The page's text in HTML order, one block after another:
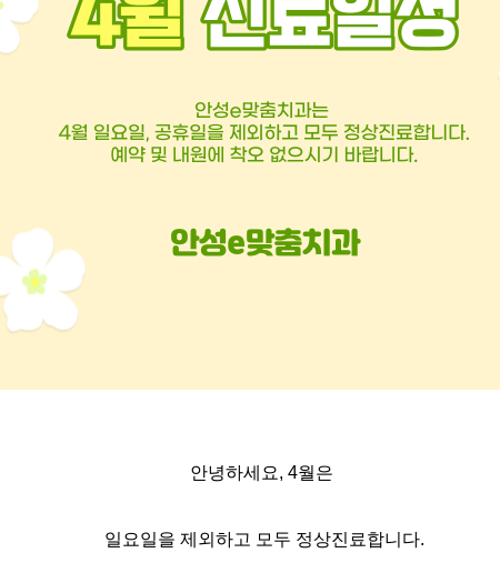
안녕하세요, 4월은
일요일을 제외하고 모두 정상진료합니다.